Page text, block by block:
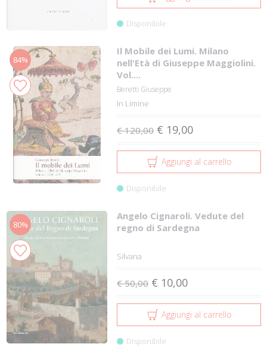
Disponibile
84%
Il Mobile dei Lumi. Milano
nell'Età di Giuseppe Maggiolini.
Vol....
Beretti Giuseppe
In Limine
€ 120,00 € 19,00
Aggiungi al carrello
Disponibile
80%
Angelo Cignaroli. Vedute del
regno di Sardegna
Silvana
€ 50,00 € 10,00
Aggiungi al carrello
Disponibile